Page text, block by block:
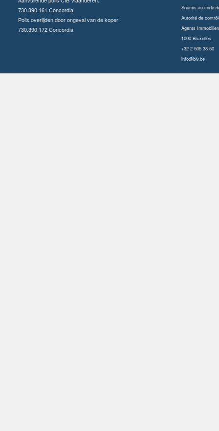
730.390.161 Concordia
Polis overlijden door ongeval van de koper:
730.390.172 Concordia
Soumis au code
Autorité de
Agents
1000 Bruxelles.
+32 2 505 38 50
info@biv.be